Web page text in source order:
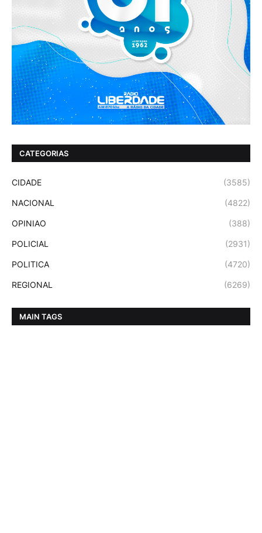
CATEGORIAS
CIDADE (3585)
NACIONAL (4822)
OPINIAO (388)
POLICIAL (2931)
POLITICA (4720)
REGIONAL (6269)
MAIN TAGS